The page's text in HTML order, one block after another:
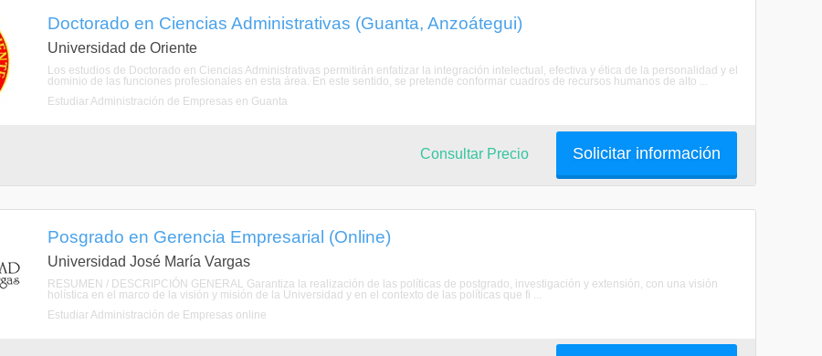
Doctorado en Ciencias Administrativas (Guanta, Anzoátegui)
Universidad de Oriente
Los estudios de Doctorado en Ciencias Administrativas permitirán enfatizar la integración intelectual, efectiva y ética de la personalidad y el
dominio de las funciones profesionales en esta área. En este sentido, se pretende conformar cuadros de recursos humanos de alto ...
Estudiar Administración de Empresas en Guanta
Solicitar información
Consultar Precio
Posgrado en Gerencia Empresarial (Online)
Universidad José María Vargas
RESUMEN / DESCRIPCIÓN GENERAL Garantiza la realización de las políticas de postgrado, investigación y extensión, con una visión
holística en el marco de la visión y misión de la Universidad y en el contexto de las políticas que fi ...
Estudiar Administración de Empresas online